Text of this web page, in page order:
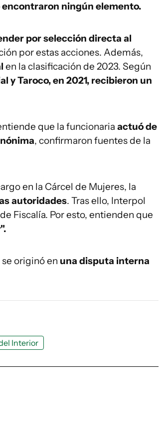
encontraron ningún elemento.
por selección directa al
por estas acciones. Además,
en la clasificación de 2023. Según
y Taroco, en 2021, recibieron un
que la funcionaria actuó de
, confirmaron fuentes de la
en la Cárcel de Mujeres, la
autoridades. Tras ello, Interpol
Fiscalía. Por esto, entienden que
originó en una disputa interna
Interior